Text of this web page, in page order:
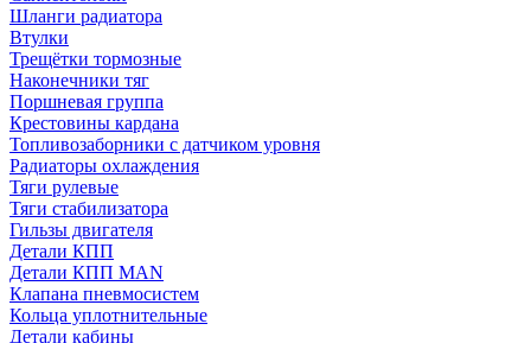
Шланги радиатора
Втулки
Трещётки тормозные
Наконечники тяг
Поршневая группа
Крестовины кардана
Топливозаборники с датчиком уровня
Радиаторы охлаждения
Тяги рулевые
Тяги стабилизатора
Гильзы двигателя
Детали КПП
Детали КПП MAN
Клапана пневмосистем
Кольца уплотнительные
Детали кабины